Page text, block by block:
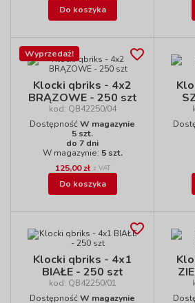
Do koszyka
Wyprzedaż!
Klocki qbriks - 4x2
BRĄZOWE - 250 szt
kod: QB42250/04
DostępnośćW magazynie
5 szt.
do 7 dni
W magazynie: 5 szt.
125,00 zł z VAT
Do koszyka
Klocki qbriks - 4x1
BIAŁE - 250 szt
kod: QB42250/01
DostępnośćW magazynie